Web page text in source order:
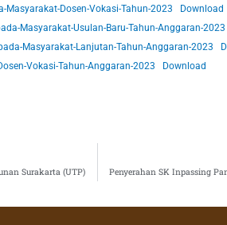
Dosen-Vokasi-Tahun-2023
Download
Masyarakat-Usulan-Baru-Tahun-Anggaran-2023
Masyarakat-Lanjutan-Tahun-Anggaran-2023
Vokasi-Tahun-Anggaran-2023
Download
Surakarta (UTP) Penyerahan SK Inpassing